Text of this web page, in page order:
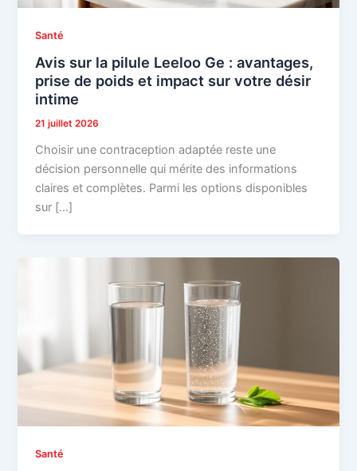
Santé
Avis sur la pilule Leeloo Ge : avantages,
prise de poids et impact sur votre désir
intime
21 juillet 2026
Choisir une contraception adaptée reste une
décision personnelle qui mérite des informations
claires et complètes. Parmi les options disponibles
sur […]
Santé